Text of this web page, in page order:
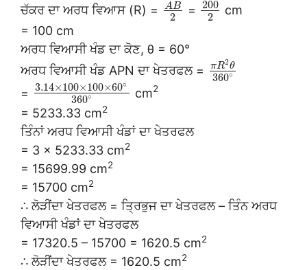
ਚੱਕਰ ਦਾ ਅਰਧ ਵਿਆਸ (R) =
A B
2 =
200
2
cm
= 100 cm
ਅਰਧ ਵਿਆਸੀ ਖੰਡ ਦਾ ਕੋਣ, θ = 60°
ਅਰਧ ਵਿਆਸੀ ਖੰਡ APN ਦਾ ਖੇਤਰਫਲ =
πR2θ
360∘
= 3.14×100×100×60∘
360∘ cm2
= 5233.33 cm2
ਤਿੰਨਾਂ ਅਰਧ ਵਿਆਸੀ ਖੰਡਾਂ ਦਾ ਖੇਤਰਫਲ
= 3 × 5233.33 cm2
= 15699.99 cm2
= 15700 cm2
∴ ਲੋੜੀਂਦਾ ਖੇਤਰਫਲ = ਤ੍ਰਿਭੁਜ ਦਾ ਖੇਤਰਫਲ – ਤਿੰਨ ਅਰਧ
ਵਿਆਸੀ ਖੰਡਾਂ ਦਾ ਖੇਤਰਫਲ
= 17320.5 – 15700 = 1620.5 cm2
∴ ਲੋੜੀਂਦਾ ਖੇਤਰਫਲ = 1620.5 cm2